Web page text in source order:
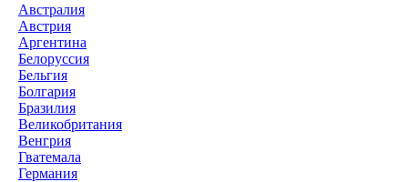
Австралия
Австрия
Аргентина
Белоруссия
Бельгия
Болгария
Бразилия
Великобритания
Венгрия
Гватемала
Германия